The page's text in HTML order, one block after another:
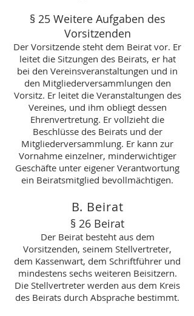
§ 25 Weitere Aufgaben des
Vorsitzenden
Der Vorsitzende steht dem Beirat vor. Er
leitet die Sitzungen des Beirats, er hat
bei den Vereinsveranstaltungen und in
den Mitgliederversammlungen den
Vorsitz. Er leitet die Veranstaltungen des
Vereines, und ihm obliegt dessen
Ehrenvertretung. Er vollzieht die
Beschlüsse des Beirats und der
Mitgliederversammlung. Er kann zur
Vornahme einzelner, minderwichtiger
Geschäfte unter eigener Verantwortung
ein Beiratsmitglied bevollmächtigen.
B. Beirat
§ 26 Beirat
Der Beirat besteht aus dem
Vorsitzenden, seinem Stellvertreter,
dem Kassenwart, dem Schriftführer und
mindestens sechs weiteren Beisitzern.
Die Stellvertreter werden aus dem Kreis
des Beirats durch Absprache bestimmt.